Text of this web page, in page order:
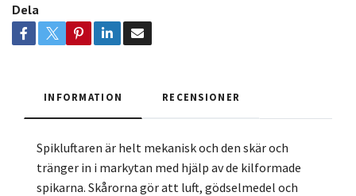
Dela
INFORMATION RECENSIONER
Spikluftaren är helt mekanisk och den skär och
tränger in i markytan med hjälp av de kilformade
spikarna. Skårorna gör att luft, gödselmedel och